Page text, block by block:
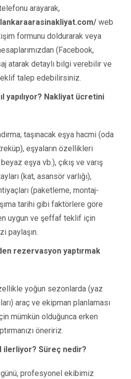
arayarak,
web
formunu doldurarak veya
(Facebook,
atarak detaylı bilgi verebilir ve
talep edebilirsiniz.
yapılıyor? Nakliyat ücretini
taşınacak eşya hacmi (oda
eşyaların özellikleri
eşya vb.), çıkış ve varış
(kat, asansör varlığı),
(paketleme, montaj-
tarihi gibi faktörlere göre
uygun ve şeffaf teklif için
paylaşın.
rezervasyon yaptırmak
yoğun sezonlarda (yaz
araç ve ekipman planlaması
mümkün olduğunca erken
öneririz.
ilerliyor? Süreç nedir?
günü, profesyonel ekibimiz